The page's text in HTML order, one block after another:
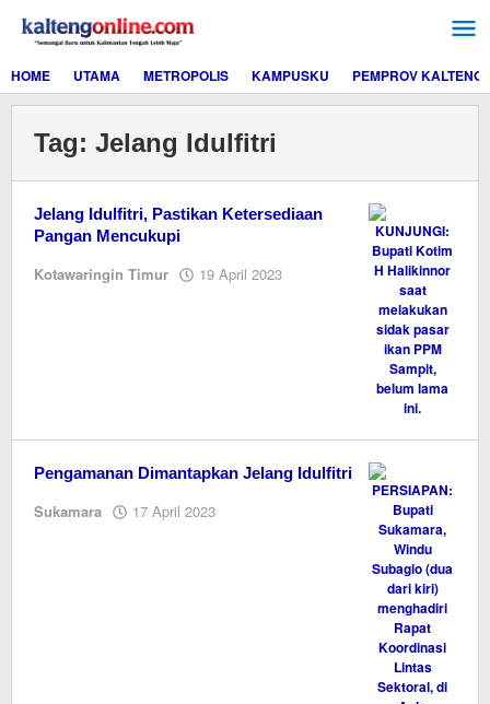
konten
HOME
UTAMA METROPOLIS KAMPUSKU PEMPROV KALTENG
Tag: Jelang Idulfitri
Jelang Idulfitri, Pastikan Ketersediaan
Pangan Mencukupi
Kotawaringin Timur 19 April 2023
Pengamanan Dimantapkan Jelang Idulfitri
Sukamara 17 April 2023